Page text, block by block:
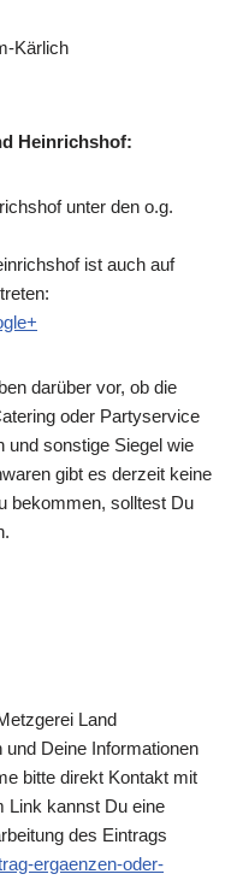
Kärlich
Heinrichshof:
unter den o.g.
ist auch auf
darüber vor, ob die
oder Partyservice
und sonstige Siegel wie
gibt es derzeit keine
bekommen, solltest Du
Land
Deine Informationen
bitte direkt Kontakt mit
Link kannst Du eine
des Eintrags
ergaenzen-oder-